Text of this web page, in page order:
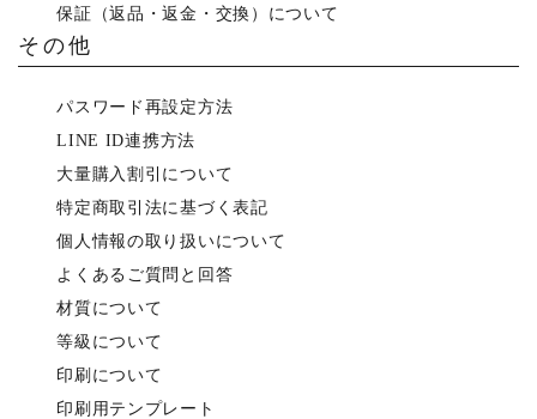
保証（返品・返金・交換）について
その他
パスワード再設定方法
LINE ID連携方法
大量購入割引について
特定商取引法に基づく表記
個人情報の取り扱いについて
よくあるご質問と回答
材質について
等級について
印刷について
印刷用テンプレート